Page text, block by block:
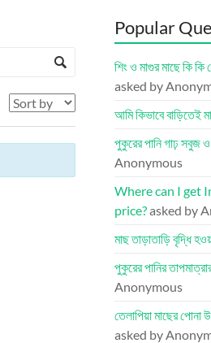
Popular
শিং ও মাগুর মাছে কি
asked by
আমি কিভাবে বাড়িতেই
পুকুরের পানি গাঢ় সবুজ
Anonymous
Where can I get
price?asked by
মাছ তাড়াতাড়ি বৃদ্ধি
পুকুরের পানির
Anonymous
তেলাপিয়া মাছের পোনা
asked by